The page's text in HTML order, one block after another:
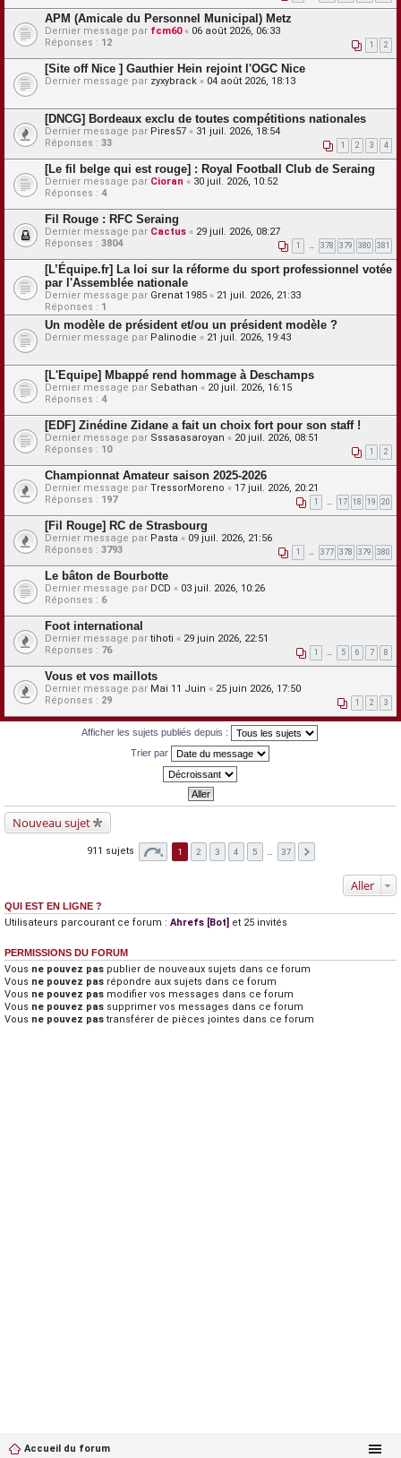
APM (Amicale du Personnel Municipal) Metz
Dernier message par fcm60« 06 août 2026, 06:33
Réponses : 12 1 2
[Site off Nice ] Gauthier Hein rejoint l'OGC Nice
Dernier message par zyxybrack « 04 août 2026, 18:13
[DNCG] Bordeaux exclu de toutes compétitions nationales
Dernier message par Pires57 « 31 juil. 2026, 18:54
Réponses : 33 1 2 3 4
[Le fil belge qui est rouge] : Royal Football Club de Seraing
Dernier message par Cioran « 30 juil. 2026, 10:52
Réponses : 4
Fil Rouge : RFC Seraing
Dernier message par Cactus « 29 juil. 2026, 08:27
Réponses : 3804 1 … 378 379 380 381
[L’Équipe.fr] La loi sur la réforme du sport professionnel votée
par l'Assemblée nationale
Dernier message par Grenat 1985 « 21 juil. 2026, 21:33
Réponses : 1
Un modèle de président et/ou un président modèle ?
Dernier message par Palinodie « 21 juil. 2026, 19:43
[L'Equipe] Mbappé rend hommage à Deschamps
Dernier message par Sebathan « 20 juil. 2026, 16:15
Réponses : 4
[EDF] Zinédine Zidane a fait un choix fort pour son staff !
Dernier message par Sssasasaroyan « 20 juil. 2026, 08:51
Réponses : 10 1 2
Championnat Amateur saison 2025-2026
Dernier message par TressorMoreno « 17 juil. 2026, 20:21
Réponses : 197 1 … 17 18 19 20
[Fil Rouge] RC de Strasbourg
Dernier message par Pasta « 09 juil. 2026, 21:56
Réponses : 3793 1 … 377 378 379 380
Le bâton de Bourbotte
Dernier message par DCD « 03 juil. 2026, 10:26
Réponses : 6
Foot international
Dernier message par tihoti « 29 juin 2026, 22:51
Réponses : 76 1 … 5 6 7 8
Vous et vos maillots
Dernier message par Mai 11 Juin « 25 juin 2026, 17:50
Réponses : 29 1 2 3
Afficher les sujets publiés depuis :
Trier par
Nouveau sujet
911 sujets 1 2 3 4 5 37
Aller
QUI EST EN LIGNE ?
Utilisateurs parcourant ce forum : Ahrefs [Bot] et 25 invités
PERMISSIONS DU FORUM
Vous ne pouvez pas publier de nouveaux sujets dans ce forum
Vous ne pouvez pas répondre aux sujets dans ce forum
Vous ne pouvez pas modifier vos messages dans ce forum
Vous ne pouvez pas supprimer vos messages dans ce forum
Vous ne pouvez pas transférer de pièces jointes dans ce forum
Accueil du forum